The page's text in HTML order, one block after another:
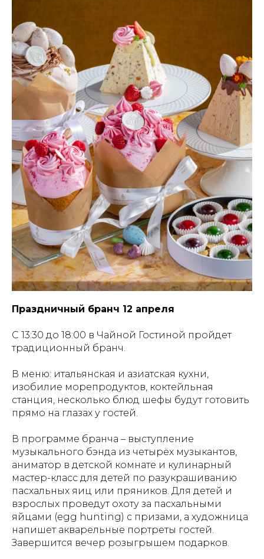
Праздничный бранч 12 апреля
С 13:30 до 18:00 в Чайной Гостиной пройдет
традиционный бранч.
В меню: итальянская и азиатская кухни,
изобилие морепродуктов, коктейльная
станция, несколько блюд шефы будут готовить
прямо на глазах у гостей.
В программе бранча – выступление
музыкального бэнда из четырёх музыкантов,
аниматор в детской комнате и кулинарный
мастер-класс для детей по разукрашиванию
пасхальных яиц или пряников. Для детей и
взрослых проведут охоту за пасхальными
яйцами (egg hunting) с призами, а художница
напишет акварельные портреты гостей.
Завершится вечер розыгрышем подарков.